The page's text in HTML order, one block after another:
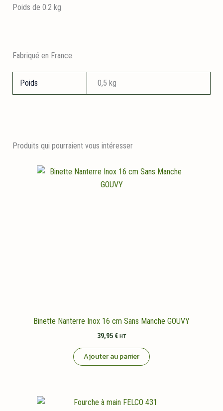
Poids de 0.2 kg
Fabriqué en France.
Poids 0,5 kg
Produits qui pourraient vous intéresser
Binette Nanterre Inox 16 cm Sans Manche GOUVY
39,95 € HT
Ajouter au panier